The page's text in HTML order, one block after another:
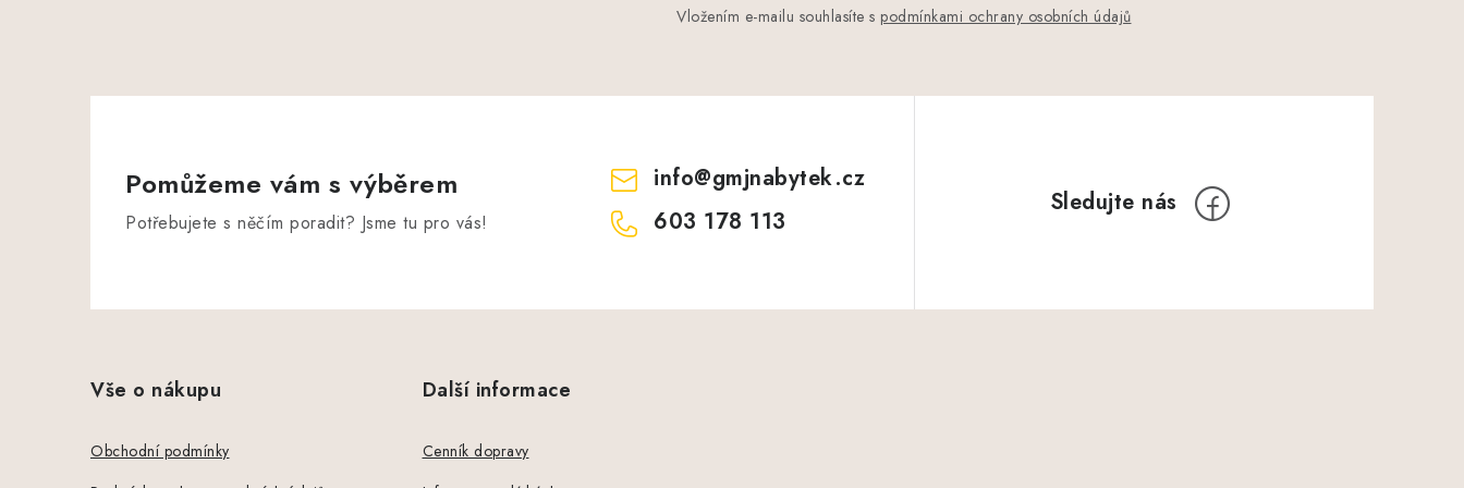
Vložením e-mailu souhlasíte s podmínkami ochrany osobních údajů
Pomůžeme vám s výběrem
Potřebujete s něčím poradit? Jsme tu pro vás!
info@gmjnabytek.cz
603 178 113
Vše o nákupu
Obchodní podmínky
Další informace
Cenník dopravy